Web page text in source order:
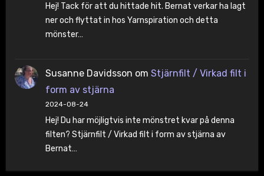
Hej! Tack för att du hittade hit. Bernat verkar ha lagt
ner och flyttat in hos Yarnspiration och detta
mönster…
Susanne Davidsson om Stjärnfilt / Virkad filt i
form av stjärna
2024-08-24
Hej! Du har möjligtvis inte mönstret kvar på denna
filten? Stjärnfilt / Virkad filt i form av stjärna av
Bernat…